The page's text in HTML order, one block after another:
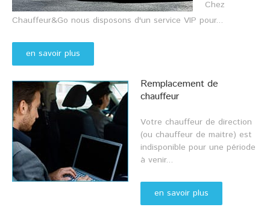
Chez
Chauffeur&Go nous disposons d'un service VIP pour...
en savoir plus
Remplacement de
chauffeur
Votre chauffeur de direction
(ou chauffeur de maitre) est
indisponible pour une période
à venir...
en savoir plus